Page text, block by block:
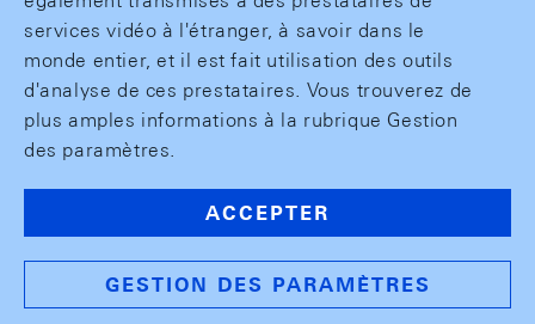
services vidéo à l'étranger, à savoir dans le
monde entier, et il est fait utilisation des outils
d'analyse de ces prestataires. Vous trouverez de
plus amples informations à la rubrique Gestion
des paramètres.
ACCEPTER
GESTION DES PARAMÈTRES